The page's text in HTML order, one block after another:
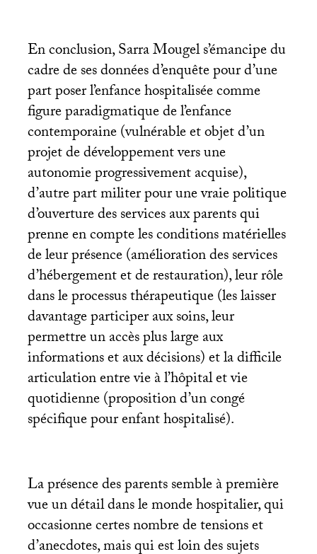
En conclusion, Sarra Mougel s’émancipe du
cadre de ses données d’enquête pour d’une
part poser l’enfance hospitalisée comme
figure paradigmatique de l’enfance
contemporaine (vulnérable et objet d’un
projet de développement vers une
autonomie progressivement acquise),
d’autre part militer pour une vraie politique
d’ouverture des services aux parents qui
prenne en compte les conditions matérielles
de leur présence (amélioration des services
d’hébergement et de restauration), leur rôle
dans le processus thérapeutique (les laisser
davantage participer aux soins, leur
permettre un accès plus large aux
informations et aux décisions) et la difficile
articulation entre vie à l’hôpital et vie
quotidienne (proposition d’un congé
spécifique pour enfant hospitalisé).
La présence des parents semble à première
vue un détail dans le monde hospitalier, qui
occasionne certes nombre de tensions et
d’anecdotes, mais qui est loin des sujets